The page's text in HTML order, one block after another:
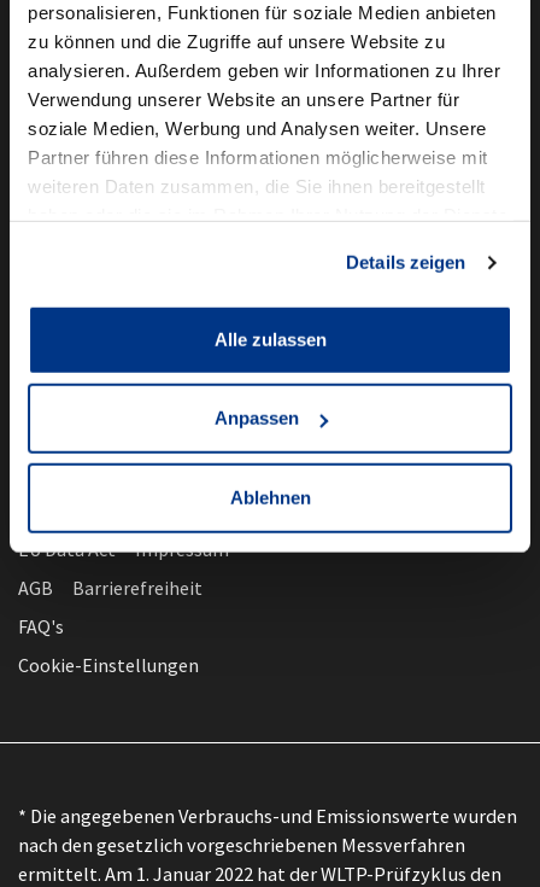
personalisieren, Funktionen für soziale Medien anbieten
zu können und die Zugriffe auf unsere Website zu
analysieren. Außerdem geben wir Informationen zu Ihrer
Verwendung unserer Website an unsere Partner für
soziale Medien, Werbung und Analysen weiter. Unsere
Partner führen diese Informationen möglicherweise mit
weiteren Daten zusammen, die Sie ihnen bereitgestellt
Details zeigen
Alle zulassen
Anpassen
Ablehnen
Für Geschäftskunden
Audi Business
BMW Geschäftskunden
Volkswagen Professional Class
Autowelt Schmidt
News & Events
Ausbildung
EU Data Act
Impressum
AGB
Barrierefreiheit
FAQ's
Cookie-Einstellungen
* Die angegebenen Verbrauchs-und Emissionswerte wurden
nach den gesetzlich vorgeschriebenen Messverfahren
ermittelt. Am 1. Januar 2022 hat der WLTP-Prüfzyklus den